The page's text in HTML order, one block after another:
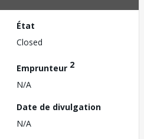
État
Closed
Emprunteur 2
N/A
Date de divulgation
N/A